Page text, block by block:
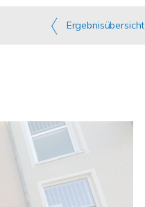
Ergebnisübersicht